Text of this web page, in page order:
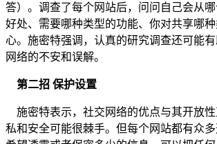
答）。调查了每个网站后，问问自己会从
好处、需要哪种类型的功能、你对共享哪
心。施密特强调，认真的研究调查还可能
网络的不安和误解。
第二招 保护设置
施密特表示，社交网络的优点与其开放
私和安全可能很棘手。但每个网站都有众